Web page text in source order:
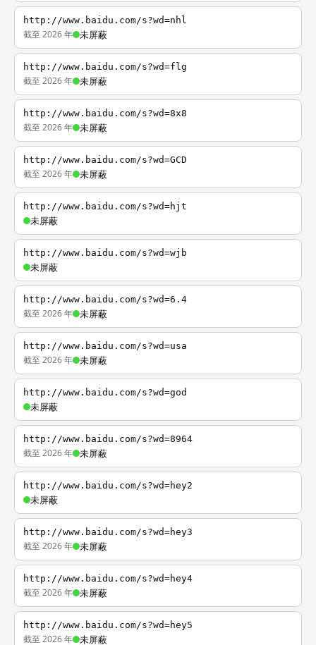
http://www.baidu.com/s?wd=nhl
截至 2026 年 未屏蔽
http://www.baidu.com/s?wd=flg
截至 2026 年 未屏蔽
http://www.baidu.com/s?wd=8x8
截至 2026 年 未屏蔽
http://www.baidu.com/s?wd=GCD
截至 2026 年 未屏蔽
http://www.baidu.com/s?wd=hjt
未屏蔽
http://www.baidu.com/s?wd=wjb
未屏蔽
http://www.baidu.com/s?wd=6.4
截至 2026 年 未屏蔽
http://www.baidu.com/s?wd=usa
截至 2026 年 未屏蔽
http://www.baidu.com/s?wd=god
未屏蔽
http://www.baidu.com/s?wd=8964
截至 2026 年 未屏蔽
http://www.baidu.com/s?wd=hey2
未屏蔽
http://www.baidu.com/s?wd=hey3
截至 2026 年 未屏蔽
http://www.baidu.com/s?wd=hey4
截至 2026 年 未屏蔽
http://www.baidu.com/s?wd=hey5
截至 2026 年 未屏蔽